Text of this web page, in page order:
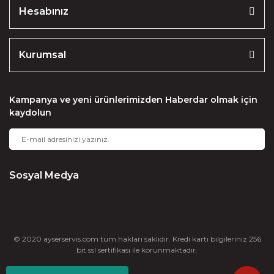
Hesabınız
Kurumsal
Kampanya ve yeni ürünlerimizden Haberdar olmak için
kaydolun
Sosyal Medya
© 2020 ayserservis.com tüm hakları saklıdır. Kredi kartı bilgileriniz 256
bit ssl sertifikası ile korunmaktadır.